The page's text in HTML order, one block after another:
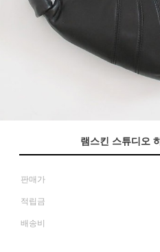
램스킨 스튜디오
판매가
적립금
배송비